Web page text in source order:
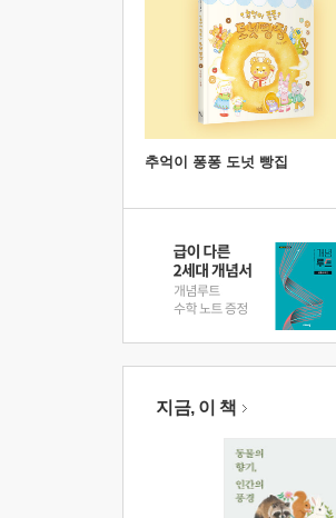
추억이 퐁퐁 도넛 빵집
지금, 이 책